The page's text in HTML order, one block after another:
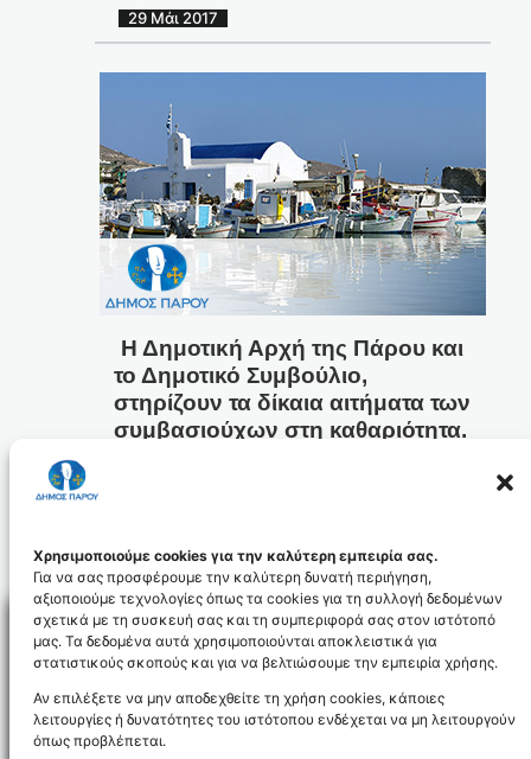
Χρησιμοποιούμε cookies για την καλύτερη εμπειρία σας.
Για να σας προσφέρουμε την καλύτερη δυνατή περιήγηση,
αξιοποιούμε τεχνολογίες όπως τα cookies για τη συλλογή δεδομένων
σχετικά με τη συσκευή σας και τη συμπεριφορά σας στον ιστότοπό
μας. Τα δεδομένα αυτά χρησιμοποιούνται αποκλειστικά για
στατιστικούς σκοπούς και για να βελτιώσουμε την εμπειρία χρήσης.
Αν επιλέξετε να μην αποδεχθείτε τη χρήση cookies, κάποιες
λειτουργίες ή δυνατότητες του ιστότοπου ενδέχεται να μη λειτουργούν
όπως προβλέπεται.
29 Μάι 2017
Η Δημοτική Αρχή της Πάρου και
το Δημοτικό Συμβούλιο,
στηρίζουν τα δίκαια αιτήματα των
συμβασιούχων στη καθαριότητα.
51
…
60
Επόμενη Σελίδα